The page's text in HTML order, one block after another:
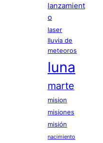
lanzamient
o
laser
lluvia de
meteoros
luna
marte
mision
misiones
misión
nacimiento